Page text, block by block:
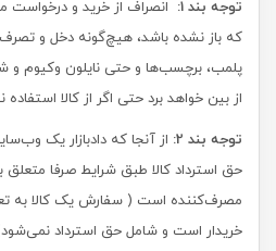
توجه بند 1:
انصراف از خرید و درخواست
که باز نشده باشد، هیچ‌گونه دخل و
پلمب، برچسب‌ها و حتی نایلون وکیوم و
از بین خواهد برد حتی اگر از کالا
توجه بند 2:
از آنجا که دادبازار یک
حق استرداد کالا طبق شرایط صرفا
مصرف‌کننده است ( سفارش یک کالا به
خریدار است و شامل حق استرداد